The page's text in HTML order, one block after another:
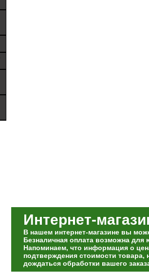
Интернет-
В нашем интернет-магазине вы
Безналичная оплата возможна для
Напоминаем, что информация о
подтверждения стоимости товара,
дождаться обработки вашего